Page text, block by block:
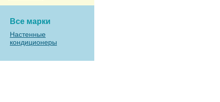
Все марки
Настенные
кондиционеры